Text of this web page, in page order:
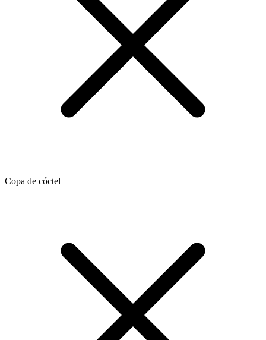
Copa de cóctel